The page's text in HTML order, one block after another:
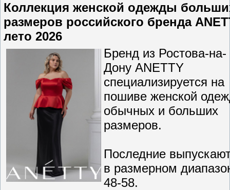
Коллекция женской одежды
размеров российского бренда
лето 2026
Бренд из Ростова-на-
Дону ANETTY
специализируется на
пошиве женской
обычных и больших
размеров.
Последние
в размерном
48-58.